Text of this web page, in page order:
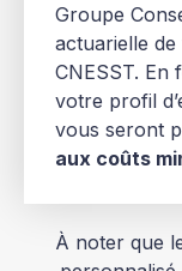
Groupe
actuarielle de
CNESST. En
votre profil
vous seront
aux coûts
À noter que